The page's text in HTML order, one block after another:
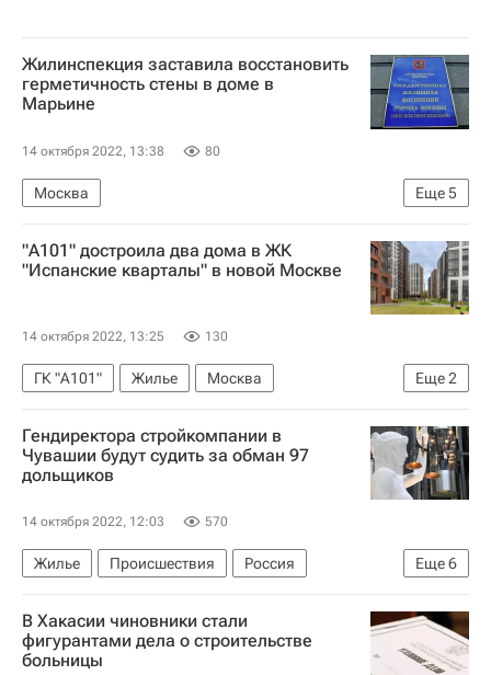
Жилинспекция заставила восстановить
герметичность стены в доме в
Марьине
14 октября 2022, 13:38 80
Еще5
Москва
Москва Сегодня: мегаполис для жизни
Жилье
Мосжилинспекция
Комплекс городского хозяйства Москвы
"А101" достроила два дома в ЖК
"Испанские кварталы" в новой Москве
14 октября 2022, 13:25 130
Еще2
ГК "А101" Жилье
Москва
Строительство
Девелоперы
Гендиректора стройкомпании в
Чувашии будут судить за обман 97
дольщиков
14 октября 2022, 12:03 570
Еще6
Жилье Происшествия
Россия
Чебоксары
Следственный комитет России (СК РФ)
Обманутые дольщики в России
В Хакасии чиновники стали
фигурантами дела о строительстве
больницы